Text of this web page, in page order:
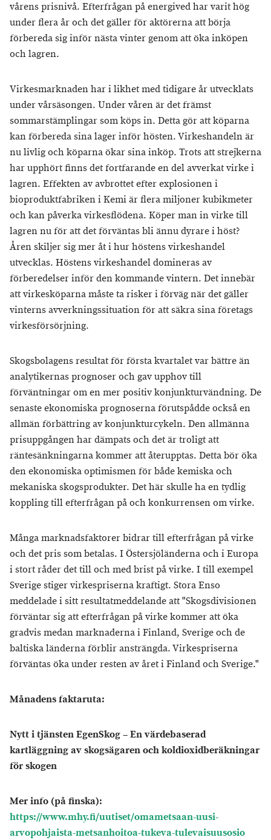
vårens prisnivå. Efterfrågan på energived har varit hög
under flera år och det gäller för aktörerna att börja
förbereda sig inför nästa vinter genom att öka inköpen
och lagren.
Virkesmarknaden har i likhet med tidigare år utvecklats
under vårsäsongen. Under våren är det främst
sommarstämplingar som köps in. Detta gör att köparna
kan förbereda sina lager inför hösten. Virkeshandeln är
nu livlig och köparna ökar sina inköp. Trots att strejkerna
har upphört finns det fortfarande en del avverkat virke i
lagren. Effekten av avbrottet efter explosionen i
bioproduktfabriken i Kemi är flera miljoner kubikmeter
och kan påverka virkesflödena. Köper man in virke till
lagren nu för att det förväntas bli ännu dyrare i höst?
Åren skiljer sig mer åt i hur höstens virkeshandel
utvecklas. Höstens virkeshandel domineras av
förberedelser inför den kommande vintern. Det innebär
att virkesköparna måste ta risker i förväg när det gäller
vinterns avverkningssituation för att säkra sina företags
virkesförsörjning.
Skogsbolagens resultat för första kvartalet var bättre än
analytikernas prognoser och gav upphov till
förväntningar om en mer positiv konjunkturvändning. De
senaste ekonomiska prognoserna förutspådde också en
allmän förbättring av konjunkturcykeln. Den allmänna
prisuppgången har dämpats och det är troligt att
räntesänkningarna kommer att återupptas. Detta bör öka
den ekonomiska optimismen för både kemiska och
mekaniska skogsprodukter. Det här skulle ha en tydlig
koppling till efterfrågan på och konkurrensen om virke.
Många marknadsfaktorer bidrar till efterfrågan på virke
och det pris som betalas. I Östersjöländerna och i Europa
i stort råder det till och med brist på virke. I till exempel
Sverige stiger virkespriserna kraftigt. Stora Enso
meddelade i sitt resultatmeddelande att "Skogsdivisionen
förväntar sig att efterfrågan på virke kommer att öka
gradvis medan marknaderna i Finland, Sverige och de
baltiska länderna förblir ansträngda. Virkespriserna
förväntas öka under resten av året i Finland och Sverige."
Månadens faktaruta:
Nytt i tjänsten EgenSkog – En värdebaserad
kartläggning av skogsägaren och koldioxidberäkningar
för skogen
Mer info (på finska):
https://www.mhy.fi/uutiset/omametsaan-uusi-
arvopohjaista-metsanhoitoa-tukeva-tulevaisuusosio